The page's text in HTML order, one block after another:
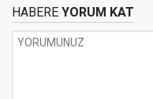
HABERE YORUM KAT